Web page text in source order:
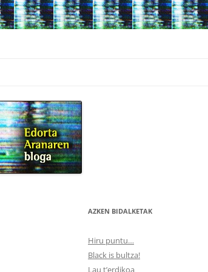
AZKEN BIDALKETAK
Hiru puntu…
Black is bultza!
Lau t’erdikoa